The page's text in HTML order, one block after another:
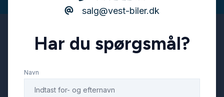
salg@vest-biler.dk
Har du spørgsmål?
Navn